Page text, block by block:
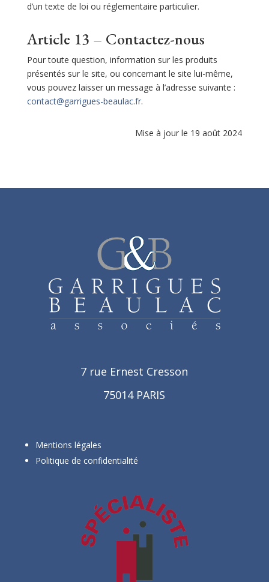
d’un texte de loi ou réglementaire particulier.
Article 13 – Contactez-nous
Pour toute question, information sur les produits
présentés sur le site, ou concernant le site lui-même,
vous pouvez laisser un message à l’adresse suivante :
contact@garrigues-beaulac.fr.
Mise à jour le 19 août 2024
7 rue Ernest Cresson
75014 PARIS
Mentions légales
Politique de confidentialité